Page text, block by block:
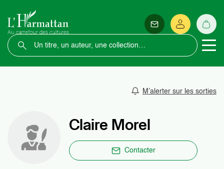
M’alerter sur les sorties
Claire Morel
Contacter